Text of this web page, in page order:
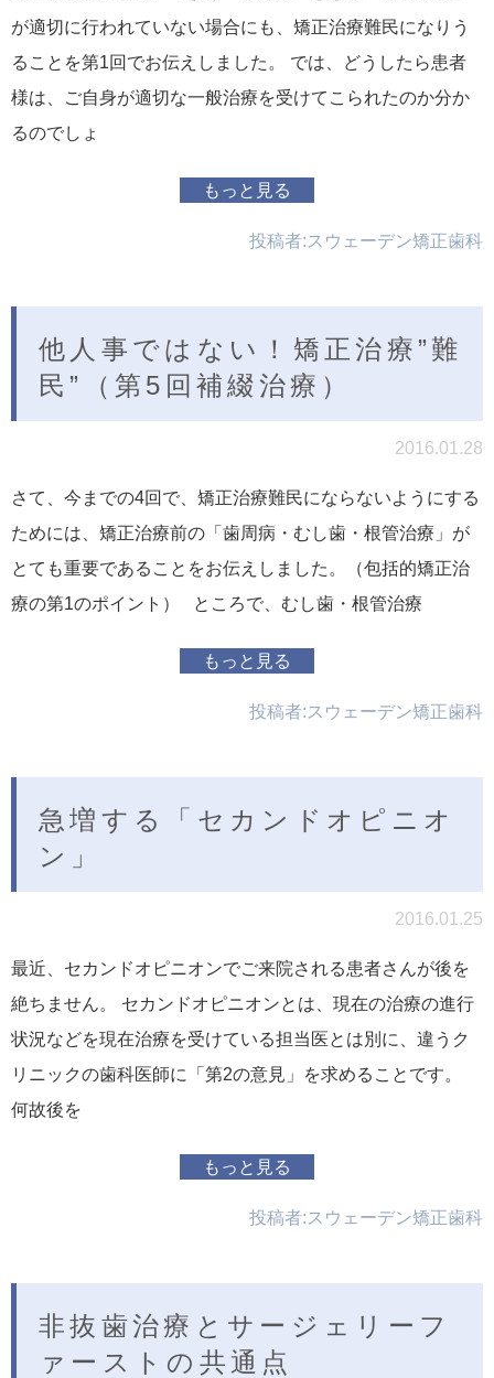
が適切に行われていない場合にも、矯正治療難民になりう
ることを第1回でお伝えしました。 では、どうしたら患者
様は、ご自身が適切な一般治療を受けてこられたのか分か
るのでしょ
もっと見る
投稿者:スウェーデン矯正歯科
他人事ではない！矯正治療”難
民”（第5回補綴治療）
2016.01.28
さて、今までの4回で、矯正治療難民にならないようにする
ためには、矯正治療前の「歯周病・むし歯・根管治療」が
とても重要であることをお伝えしました。（包括的矯正治
療の第1のポイント） ところで、むし歯・根管治療
もっと見る
投稿者:スウェーデン矯正歯科
急増する「セカンドオピニオ
ン」
2016.01.25
最近、セカンドオピニオンでご来院される患者さんが後を
絶ちません。 セカンドオピニオンとは、現在の治療の進行
状況などを現在治療を受けている担当医とは別に、違うク
リニックの歯科医師に「第2の意見」を求めることです。
何故後を
もっと見る
投稿者:スウェーデン矯正歯科
非抜歯治療とサージェリーフ
ァーストの共通点